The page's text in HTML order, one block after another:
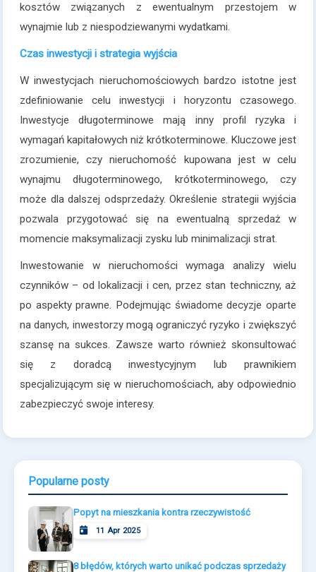
kosztów związanych z ewentualnym przestojem w
wynajmie lub z niespodziewanymi wydatkami.
Czas inwestycji i strategia wyjścia
W inwestycjach nieruchomościowych bardzo istotne jest
zdefiniowanie celu inwestycji i horyzontu czasowego.
Inwestycje długoterminowe mają inny profil ryzyka i
wymagań kapitałowych niż krótkoterminowe. Kluczowe jest
zrozumienie, czy nieruchomość kupowana jest w celu
wynajmu długoterminowego, krótkoterminowego, czy
może dla dalszej odsprzedaży. Określenie strategii wyjścia
pozwala przygotować się na ewentualną sprzedaż w
momencie maksymalizacji zysku lub minimalizacji strat.
Inwestowanie w nieruchomości wymaga analizy wielu
czynników – od lokalizacji i cen, przez stan techniczny, aż
po aspekty prawne. Podejmując świadome decyzje oparte
na danych, inwestorzy mogą ograniczyć ryzyko i zwiększyć
szansę na sukces. Zawsze warto również skonsultować
się z doradcą inwestycyjnym lub prawnikiem
specjalizującym się w nieruchomościach, aby odpowiednio
zabezpieczyć swoje interesy.
Popularne posty
Popyt na mieszkania kontra rzeczywistość
11 Apr 2025
8 błędów, których warto unikać podczas sprzedaży